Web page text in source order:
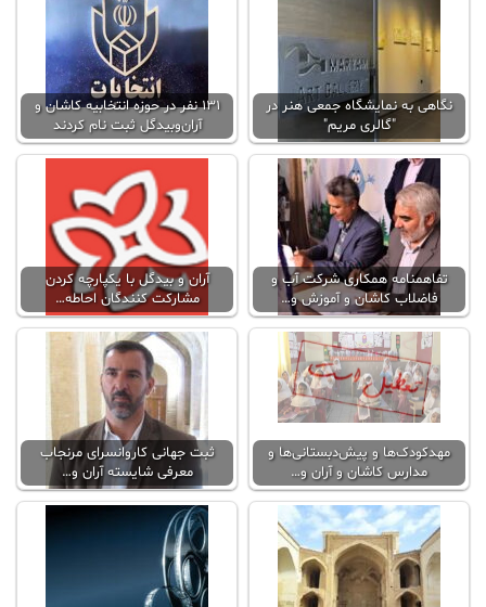
نگاهی به نمایشگاه جمعی هنر در
"گالری مریم"
۱۳۱ نفر در حوزه انتخابیه کاشان و
آران‌و‌بیدگل ثبت نام کردند
تفاهمنامه همکاری شرکت آب و
فاضلاب کاشان و آموزش و…
آران و بیدگل با یکپارچه کردن
مشارکت کنندگان احاطه…
مهدکودک‌ها و پیش‌دبستانی‌ها و
مدارس کاشان و آران و…
ثبت جهانی کاروانسرای مرنجاب
معرفی شایسته آران و…